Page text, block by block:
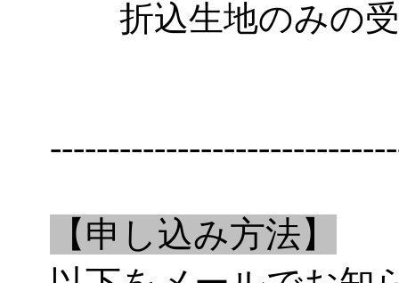
折込生地のみの受
【申し込み方法】